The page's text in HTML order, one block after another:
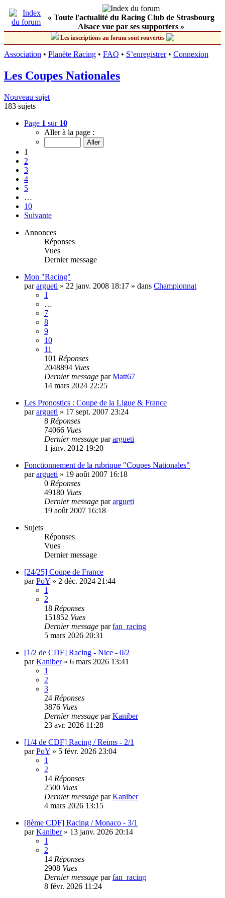
« Toute l'actualité du Racing Club de Strasbourg
Alsace vue par ses supporters »
Les inscriptions au forum sont rouvertes
Association • Planète Racing • FAQ • S’enregistrer• Connexion
Les Coupes Nationales
Nouveau sujet
183 sujets
Page 1 sur 10
Aller à la page :
1
2
3
4
5
…
10
Suivante
Annonces
Réponses
Vues
Dernier message
Mon "Racing"
parargueti » 22 janv. 2008 18:17 » dans Championnat
1
…
7
8
9
10
11
101 Réponses
2048894 Vues
Dernier message parMatt67
14 mars 2024 22:25
Les Pronostics : Coupe de la Ligue & France
parargueti » 17 sept. 2007 23:24
8 Réponses
74066 Vues
Dernier message parargueti
1 janv. 2012 19:20
Fonctionnement de la rubrique "Coupes Nationales"
parargueti » 19 août 2007 16:18
0 Réponses
49180 Vues
Dernier message parargueti
19 août 2007 16:18
Sujets
Réponses
Vues
Dernier message
[24/25] Coupe de France
parPoY » 2 déc. 2024 21:44
1
2
18 Réponses
151852 Vues
Dernier message parfan_racing
5 mars 2026 20:31
[1/2 de CDF] Racing - Nice - 0/2
parKaniber» 6 mars 2026 13:41
1
2
3
24 Réponses
3876 Vues
Dernier message parKaniber
23 avr. 2026 11:28
[1/4 de CDF] Racing / Reims - 2/1
parPoY » 5 févr. 2026 23:04
1
2
14 Réponses
2500 Vues
Dernier message parKaniber
4 mars 2026 13:15
[8ème CDF] Racing / Monaco - 3/1
parKaniber» 13 janv. 2026 20:14
1
2
14 Réponses
2908 Vues
Dernier message parfan_racing
8 févr. 2026 11:24